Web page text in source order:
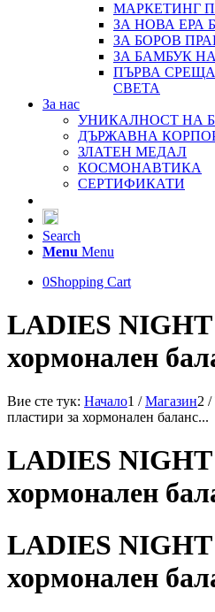
МАРКЕТИНГ
ЗА НОВА ЕРА
ЗА БОРОВ
ЗА БАМБУК
ПЪРВА
СВЕТА
За нас
УНИКАЛНОСТ НА
ДЪРЖАВНА
ЗЛАТЕН МЕДАЛ
КОСМОНАВТИКА
СЕРТИФИКАТИ
Search
Menu Menu
0Shopping Cart
LADIES NIGHT
хормонален
Вие сте тук: Начало1 / Магазин2 /
пластири за хормонален баланс...
LADIES NIGHT
хормонален
LADIES NIGHT
хормонален